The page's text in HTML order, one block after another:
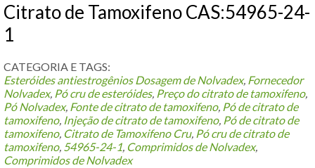
Citrato de Tamoxifeno CAS:54965-24-
1
CATEGORIA E TAGS:
Esteróides antiestrogênios Dosagem de Nolvadex, Fornecedor
Nolvadex, Pó cru de esteróides, Preço do citrato de tamoxifeno,
Pó Nolvadex, Fonte de citrato de tamoxifeno, Pó de citrato de
tamoxifeno, Injeção de citrato de tamoxifeno, Pó de citrato de
tamoxifeno, Citrato de Tamoxifeno Cru, Pó cru de citrato de
tamoxifeno, 54965-24-1, Comprimidos de Nolvadex,
Comprimidos de Nolvadex